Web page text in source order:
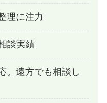
理に注力
談実績
。遠方でも相談し